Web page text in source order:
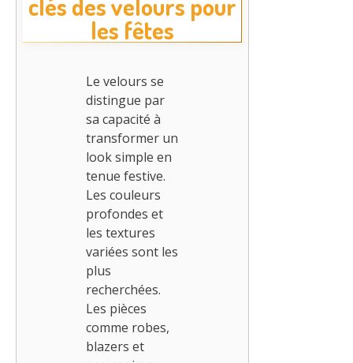
clés des velours pour
les fêtes
Le velours se
distingue par
sa capacité à
transformer un
look simple en
tenue festive.
Les couleurs
profondes et
les textures
variées sont les
plus
recherchées.
Les pièces
comme robes,
blazers et